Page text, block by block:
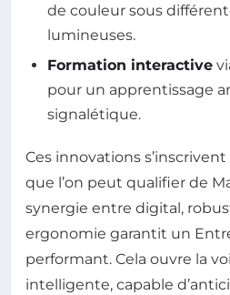
de couleur sous
lumineuses.
Formation interactive
pour un apprentissage
signalétique.
Ces innovations
que l’on peut qualifier de
synergie entre digital,
ergonomie garantit un
performant. Cela ouvre la
intelligente, capable